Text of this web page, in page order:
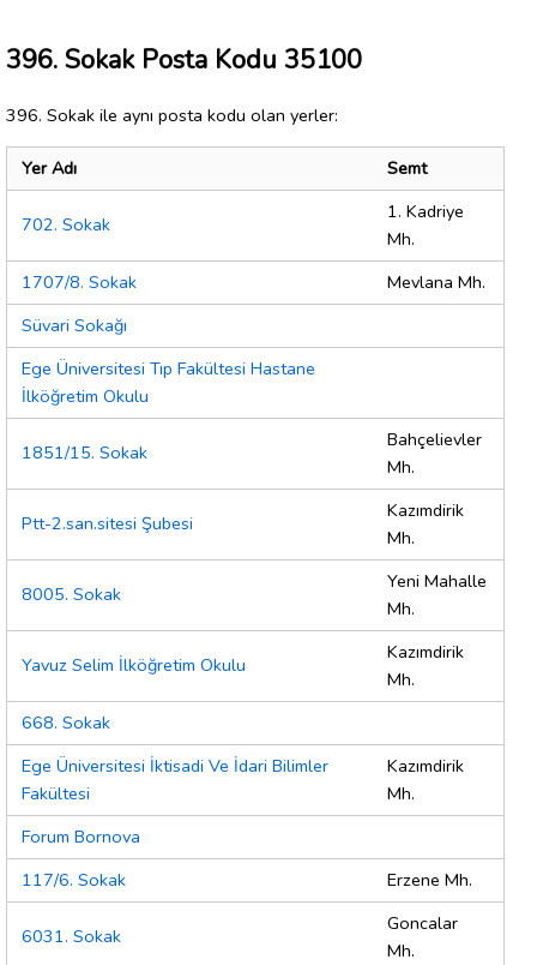
396. Sokak Posta Kodu 35100
396. Sokak ile aynı posta kodu olan yerler:
Yer Adı Semt
702. Sokak
1. Kadriye
Mh.
1707/8. Sokak
Mevlana Mh.
Süvari Sokağı
Ege Üniversitesi Tıp Fakültesi Hastane
İlköğretim Okulu
1851/15. Sokak
Bahçelievler
Mh.
Ptt-2.san.sitesi Şubesi
Kazımdirik
Mh.
8005. Sokak
Yeni Mahalle
Mh.
Yavuz Selim İlköğretim Okulu
Kazımdirik
Mh.
668. Sokak
Ege Üniversitesi İktisadi Ve İdari Bilimler
Fakültesi
Kazımdirik
Mh.
Forum Bornova
117/6. Sokak
Erzene Mh.
6031. Sokak
Goncalar
Mh.